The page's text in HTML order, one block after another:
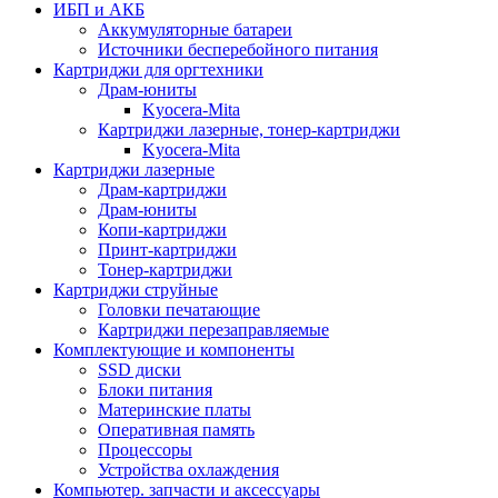
ИБП и АКБ
Аккумуляторные батареи
Источники бесперебойного питания
Картриджи для оргтехники
Драм-юниты
Kyocera-Mita
Картриджи лазерные, тонер-картриджи
Kyocera-Mita
Картриджи лазерные
Драм-картриджи
Драм-юниты
Копи-картриджи
Принт-картриджи
Тонер-картриджи
Картриджи струйные
Головки печатающие
Картриджи перезаправляемые
Комплектующие и компоненты
SSD диски
Блоки питания
Материнские платы
Оперативная память
Процессоры
Устройства охлаждения
Компьютер. запчасти и аксессуары